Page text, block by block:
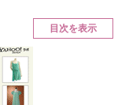
目次を表示